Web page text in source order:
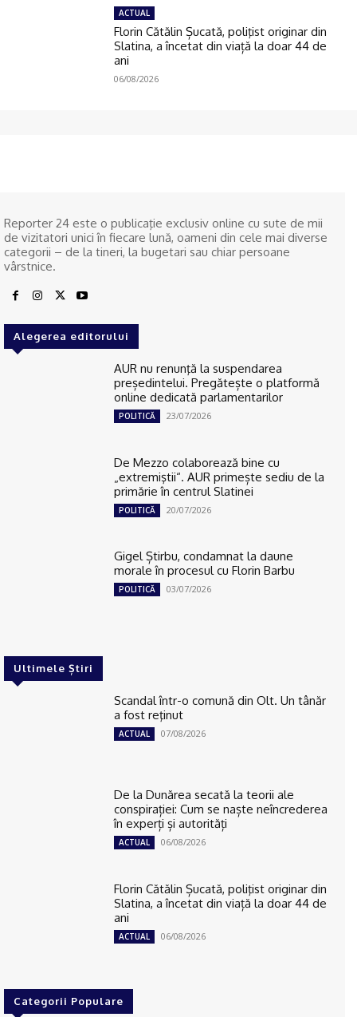
ACTUAL
Florin Cătălin Șucată, poliţist originar din
Slatina, a încetat din viață la doar 44 de
ani
06/08/2026
Reporter 24 este o publicaţie exclusiv online cu sute de mii
de vizitatori unici în fiecare lună, oameni din cele mai diverse
categorii – de la tineri, la bugetari sau chiar persoane
vârstnice.
Alegerea editorului
AUR nu renunţă la suspendarea
președintelui. Pregătește o platformă
online dedicată parlamentarilor
POLITICĂ 23/07/2026
De Mezzo colaborează bine cu
„extremiştii“. AUR primește sediu de la
primărie în centrul Slatinei
POLITICĂ 20/07/2026
Gigel Știrbu, condamnat la daune
morale în procesul cu Florin Barbu
POLITICĂ 03/07/2026
Ultimele Știri
Scandal într-o comună din Olt. Un tânăr
a fost reţinut
ACTUAL 07/08/2026
De la Dunărea secată la teorii ale
conspirației: Cum se naște neîncrederea
în experți și autorități
ACTUAL 06/08/2026
Florin Cătălin Șucată, poliţist originar din
Slatina, a încetat din viață la doar 44 de
ani
ACTUAL 06/08/2026
Categorii Populare